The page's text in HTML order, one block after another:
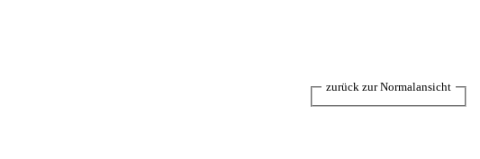
zurück zur Normalansicht